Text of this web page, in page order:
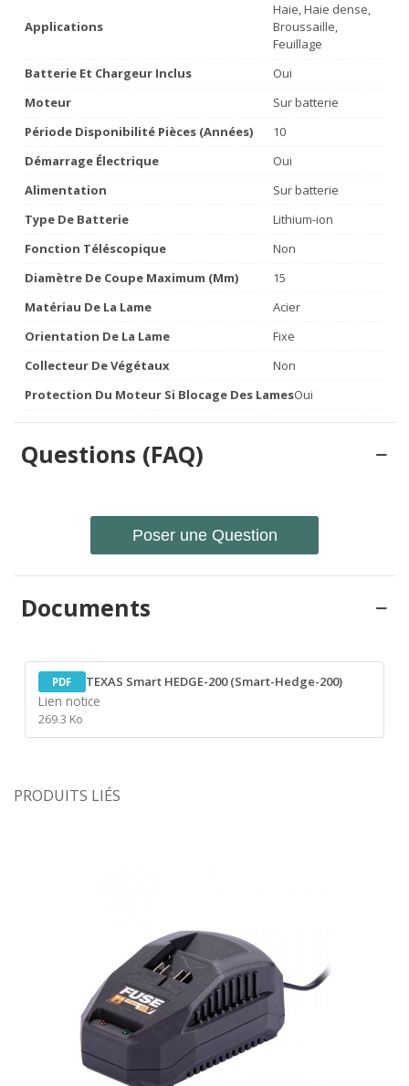
Applications
Haie, Haie dense,
Broussaille,
Feuillage
Batterie Et Chargeur Inclus
Oui
Moteur
Sur batterie
Période Disponibilité Pièces (années)
10
Démarrage Électrique
Oui
Alimentation
Sur batterie
Type De Batterie
Lithium-ion
Fonction Téléscopique
Non
Diamètre De Coupe Maximum (mm)
15
Matériau De La Lame
Acier
Orientation De La Lame
Fixe
Collecteur De Végétaux
Non
Protection Du Moteur Si Blocage Des LamesOui
Questions (FAQ)
Poser une Question
Documents
PDF TEXAS Smart HEDGE-200 (Smart-Hedge-200)
Lien notice
269.3 Ko
PRODUITS LIÉS